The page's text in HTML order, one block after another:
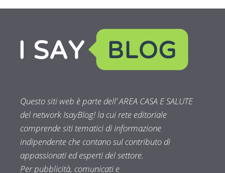
Questo siti web è parte dell’ AREA CASA E SALUTE
del network IsayBlog! la cui rete editoriale
comprende siti tematici di informazione
indipendente che contano sul contributo di
appassionati ed esperti del settore.
Per pubblicità, comunicati e